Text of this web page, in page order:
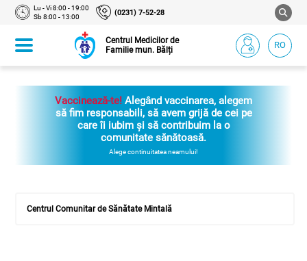
Lu - Vi 8:00 - 19:00
Sb 8:00 - 13:00
(0231) 7-52-28
Centrul Medicilor de
Familie mun. Bălți
RO
Vaccinează-te! Alegând vaccinarea, alegem
să fim responsabili, să avem grijă de cei pe
care îi iubim și să contribuim la o
comunitate sănătoasă.
Alege continuitatea neamului!
Centrul Comunitar de Sănătate Mintală